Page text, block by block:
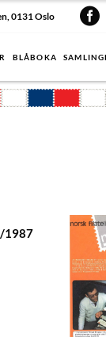
0131 Oslo
BLÅBOKA
1987